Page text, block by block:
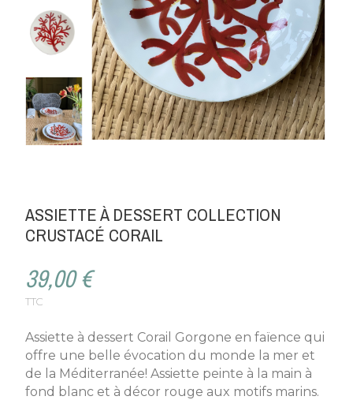
ASSIETTE À DESSERT COLLECTION
CRUSTACÉ CORAIL
39,00 €
TTC
Assiette à dessert Corail Gorgone en faïence qui
offre une belle évocation du monde la mer et
de la Méditerranée! Assiette peinte à la main à
fond blanc et à décor rouge aux motifs marins.